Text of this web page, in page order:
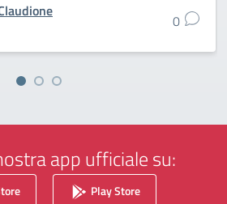
0
app ufficiale su:
Play Store